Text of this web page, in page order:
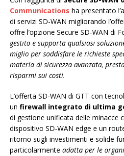
Communications ha presentato
di servizi SD-WAN migliorando
offre l’opzione Secure SD-WAN di
gestito e supporta qualsiasi
miglio per soddisfare le richieste
materia di sicurezza avanzata,
risparmi sui costi.
L’offerta SD-WAN di GTT con
un firewall integrato di ultima
di gestione unificata delle minacce
dispositivo SD-WAN edge e un
ritorno sugli investimenti e solide
particolarmente adatta per le